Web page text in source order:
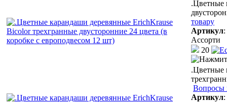
.Цветные
товару
Артикул:
Ассорти
20
.Цветные
Вопросы
Артикул: